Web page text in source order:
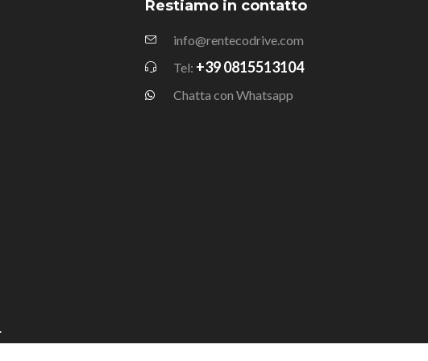
Restiamo in contatto
info@rentecodrive.com
Tel: +39 0815513104
Chatta con Whatsapp